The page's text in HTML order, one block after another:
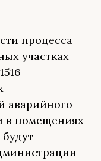
процесса
участках
аварийного
в помещениях